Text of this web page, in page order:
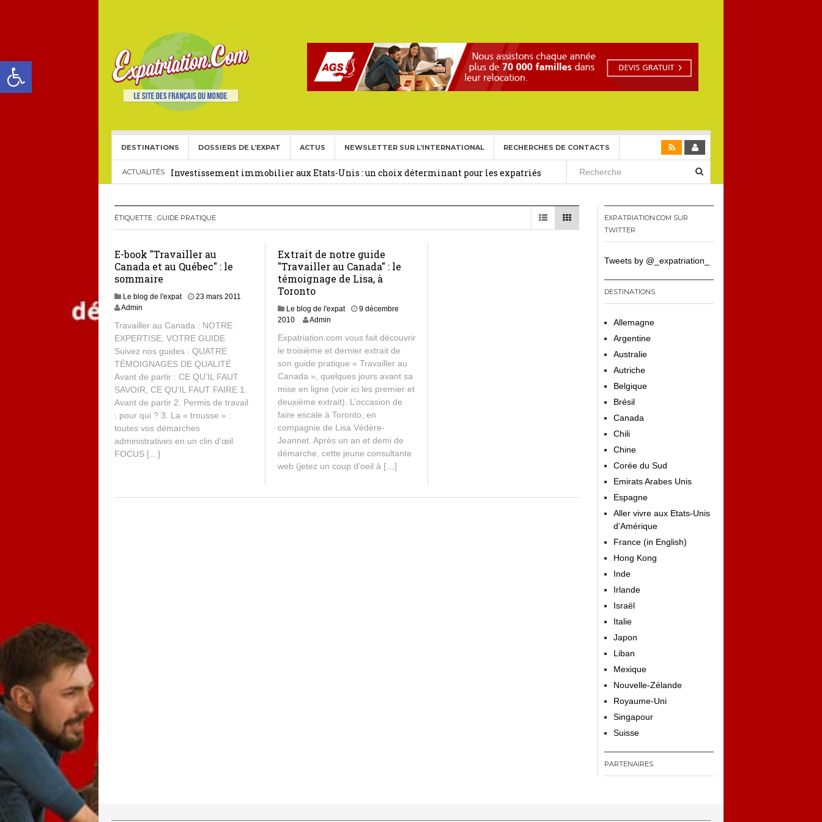
Ouvrir la barre d’outils
DESTINATIONS DOSSIERS DE L’EXPAT ACTUS NEWSLETTER SUR L’INTERNATIONAL RECHERCHES DE CONTACTS
ACTUALITÉS
Choisir une école française aux Etats Unis pour l’année 2026-2027. 27 février 2026
Investissement immobilier aux Etats-Unis : un choix déterminant pour les expatriés
Crédit Immobilier pour Français Expatriés
Le visa américain Gold (Gold Card)
Héritage pour Français expatriés 2 novembre 2024
ÉTIQUETTE : GUIDE PRATIQUE
E-book "Travailler au
Canada et au Québec" : le
sommaire
Le blog de l'expat
23 mars 2011
Admin
Travailler au Canada : NOTRE
EXPERTISE, VOTRE GUIDE
Suivez nos guides : QUATRE
TÉMOIGNAGES DE QUALITÉ
Avant de partir : CE QU’IL FAUT
SAVOIR, CE QU’IL FAUT FAIRE 1.
Avant de partir 2. Permis de travail
: pour qui ? 3. La « trousse » :
toutes vos démarches
administratives en un clin d’œil
FOCUS […]
Extrait de notre guide
"Travailler au Canada" : le
témoignage de Lisa, à
Toronto
Le blog de l'expat
9 décembre
2010
Admin
Expatriation.com vous fait découvrir
le troisième et dernier extrait de
son guide pratique « Travailler au
Canada », quelques jours avant sa
mise en ligne (voir ici les premier et
deuxième extrait). L’occasion de
faire escale à Toronto, en
compagnie de Lisa Védère-
Jeannet. Après un an et demi de
démarche, cette jeune consultante
web (jetez un coup d’oeil à […]
EXPATRIATION.COM SUR
TWITTER
Tweets by @_expatriation_
DESTINATIONS
Allemagne
Argentine
Australie
Autriche
Belgique
Brésil
Canada
Chili
Chine
Corée du Sud
Emirats Arabes Unis
Espagne
Aller vivre aux Etats-Unis
d’Amérique
France (in English)
Hong Kong
Inde
Irlande
Israël
Italie
Japon
Liban
Mexique
Nouvelle-Zélande
Royaume-Uni
Singapour
Suisse
PARTENAIRES